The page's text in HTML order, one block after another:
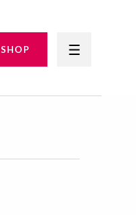
SHOP